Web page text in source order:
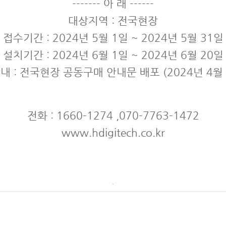
------- 아 래 ------
대상지역 : 전국현장
접수기간 : 2024년 5월 1일 ~ 2024년 5월 31일
설치기간 : 2024년 6월 1일 ~ 2024년 6월 20일
: 전국현장 공동구매 안내문 배포 (2024년 4
전화 : 1660-1274 ,070-7763-1472
www.hdigitech.co.kr